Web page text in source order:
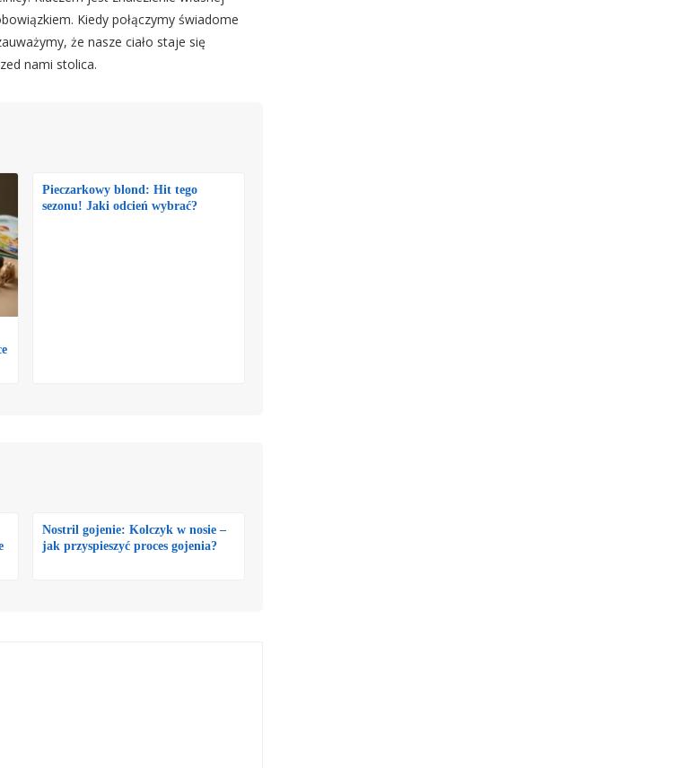
Kiedy połączymy świadome
że nasze ciało staje się
nami stolica.
Pieczarkowy blond: Hit tego
sezonu! Jaki odcień wybrać?
Nostril gojenie: Kolczyk w nosie –
jak przyspieszyć proces gojenia?